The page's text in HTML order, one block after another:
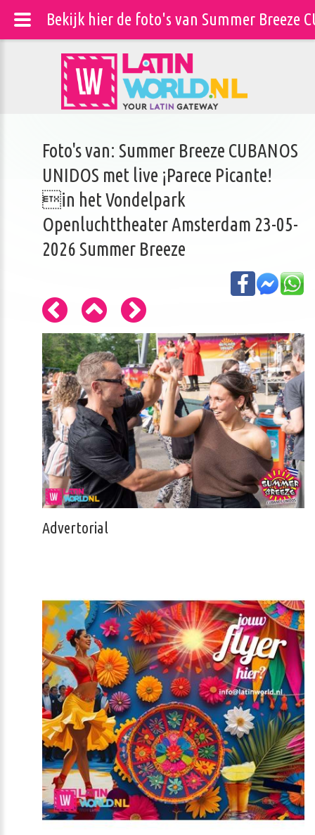
Foto's van: Summer Breeze CUBANOS
UNIDOS met live ¡Parece Picante!
in het Vondelpark
Openluchttheater Amsterdam 23-05-
2026 Summer Breeze
Advertorial
Bekijk hier de foto's van Summer Breeze